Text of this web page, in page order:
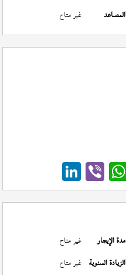
المصاعد غير متاح
مدة الإيجار
غير متاح
الزيادة السنوية غير متاح